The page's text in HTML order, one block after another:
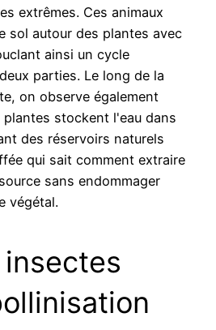
extrêmes. Ces animaux
sol autour des plantes avec
ainsi un cycle
parties. Le long de la
on observe également
stockent l'eau dans
des réservoirs naturels
qui sait comment extraire
sans endommager
végétal.
insectes